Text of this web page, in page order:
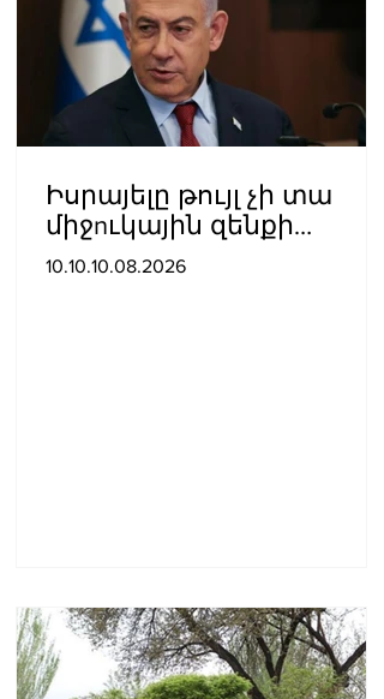
Իսրայելը թույլ չի տա
միջnւկային զենքի
առկայությունն Իրանում՝
10.10.10.08.2026